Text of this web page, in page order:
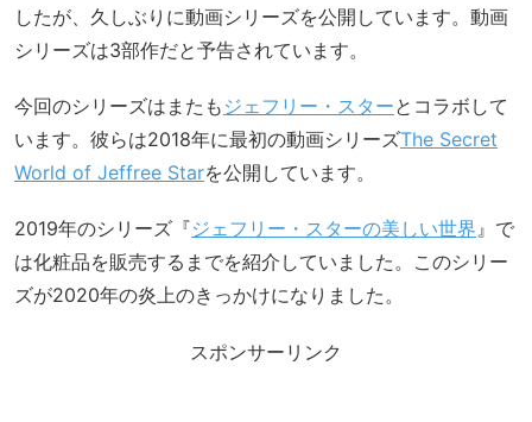
したが、久しぶりに動画シリーズを公開しています。動画
シリーズは3部作だと予告されています。
今回のシリーズはまたも ジェフリー・スターとコラボして
います。彼らは2018年に最初の動画シリーズThe Secret
World of Jeffree Starを公開しています。
2019年のシリーズ『ジェフリー・スターの美しい世界』で
は化粧品を販売するまでを紹介していました。このシリー
ズが2020年の炎上のきっかけになりました。
スポンサーリンク